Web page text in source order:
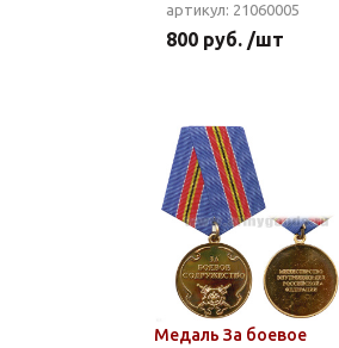
артикул: 21060005
800 руб. /шт
Медаль За боевое